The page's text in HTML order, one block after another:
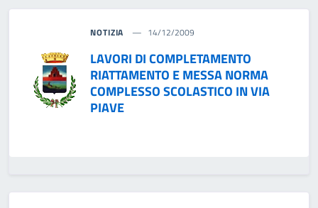
NOTIZIA 14/12/2009
LAVORI DI COMPLETAMENTO
RIATTAMENTO E MESSA NORMA
COMPLESSO SCOLASTICO IN VIA
PIAVE